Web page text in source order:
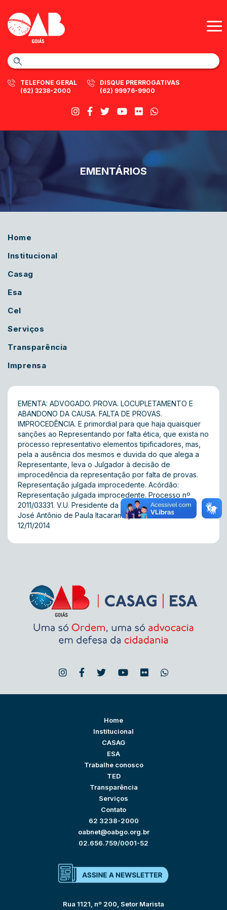
TELEFONE GERAL
(62) 3238-2000
DISQUE PRERROGATIVAS
(62) 99976-9900
EMENTÁRIOS
Home
Institucional
Casag
Esa
Cel
Serviços
Transparência
Imprensa
EMENTA: ADVOGADO. PROVA. LOCUPLETAMENTO E
ABANDONO DA CAUSA. FALTA DE PROVAS.
IMPROCEDÊNCIA. E primordial para que haja quaisquer
sanções ao Representando por falta ética, que exista no
processo representativo elementos tipificadores, mas,
pela a ausência dos mesmos e duvida do que alega a
Representante, leva o Julgador à decisão de
improcedência da representação por falta de provas.
Representação julgada improcedente. Acórdão:
Representação julgada improcedente. Processo nº
2011/03331. V.U. Presidente da 5ª Turma e Relator: Dr.
José Antônio de Paula Itacaramby. Data da sessão:
12/11/2014
Home
Institucional
CASAG
ESA
Trabalhe conosco
TED
Transparência
Serviços
Contato
62 3238-2000
oabnet@oabgo.org.br
02.656.759/0001-52
Rua 1121, nº 200, Setor Marista